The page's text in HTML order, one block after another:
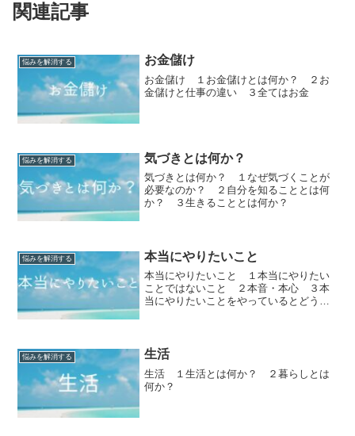
関連記事
悩みを解消する お金儲け
お金儲け １お金儲けとは何か？ ２お
金儲けと仕事の違い ３全てはお金
悩みを解消する 気づきとは何か？
気づきとは何か？ １なぜ気づくことが
必要なのか？ ２自分を知ることとは何
か？ ３生きることとは何か？
悩みを解消する 本当にやりたいこと
本当にやりたいこと １本当にやりたい
ことではないこと ２本音・本心 ３本
当にやりたいことをやっているとどうな
悩みを解消する 生活
生活 １生活とは何か？ ２暮らしとは
何か？